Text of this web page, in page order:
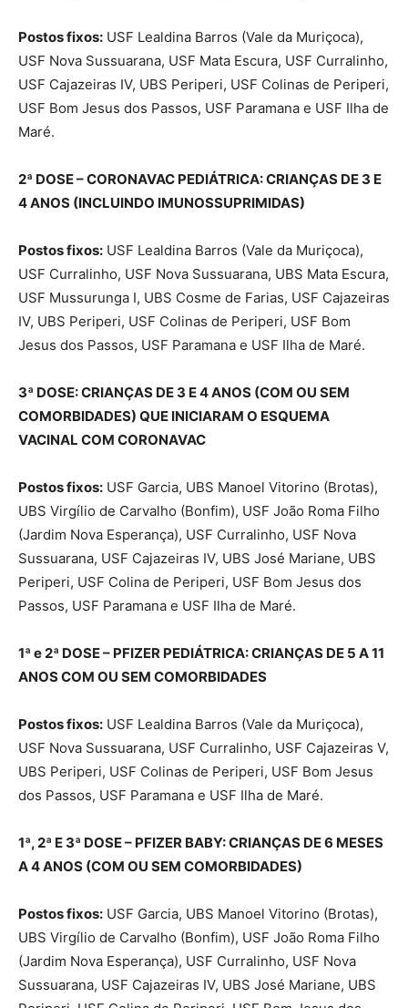
Postos fixos: USF Lealdina Barros (Vale da Muriçoca),
USF Nova Sussuarana, USF Mata Escura, USF Curralinho,
USF Cajazeiras IV, UBS Periperi, USF Colinas de Periperi,
USF Bom Jesus dos Passos, USF Paramana e USF Ilha de
Maré.
2ª DOSE – CORONAVAC PEDIÁTRICA: CRIANÇAS DE 3 E
4 ANOS (INCLUINDO IMUNOSSUPRIMIDAS)
Postos fixos: USF Lealdina Barros (Vale da Muriçoca),
USF Curralinho, USF Nova Sussuarana, UBS Mata Escura,
USF Mussurunga I, UBS Cosme de Farias, USF Cajazeiras
IV, UBS Periperi, USF Colinas de Periperi, USF Bom
Jesus dos Passos, USF Paramana e USF Ilha de Maré.
3ª DOSE: CRIANÇAS DE 3 E 4 ANOS (COM OU SEM
COMORBIDADES) QUE INICIARAM O ESQUEMA
VACINAL COM CORONAVAC
Postos fixos: USF Garcia, UBS Manoel Vitorino (Brotas),
UBS Virgílio de Carvalho (Bonfim), USF João Roma Filho
(Jardim Nova Esperança), USF Curralinho, USF Nova
Sussuarana, USF Cajazeiras IV, UBS José Mariane, UBS
Periperi, USF Colina de Periperi, USF Bom Jesus dos
Passos, USF Paramana e USF Ilha de Maré.
1ª e 2ª DOSE – PFIZER PEDIÁTRICA: CRIANÇAS DE 5 A 11
ANOS COM OU SEM COMORBIDADES
Postos fixos: USF Lealdina Barros (Vale da Muriçoca),
USF Nova Sussuarana, USF Curralinho, USF Cajazeiras V,
UBS Periperi, USF Colinas de Periperi, USF Bom Jesus
dos Passos, USF Paramana e USF Ilha de Maré.
1ª, 2ª E 3ª DOSE – PFIZER BABY: CRIANÇAS DE 6 MESES
A 4 ANOS (COM OU SEM COMORBIDADES)
Postos fixos: USF Garcia, UBS Manoel Vitorino (Brotas),
UBS Virgílio de Carvalho (Bonfim), USF João Roma Filho
(Jardim Nova Esperança), USF Curralinho, USF Nova
Sussuarana, USF Cajazeiras IV, UBS José Mariane, UBS